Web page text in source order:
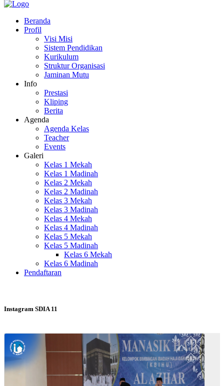
Beranda
Profil
Visi Misi
Sistem Pendidikan
Kurikulum
Struktur Organisasi
Jaminan Mutu
Info
Prestasi
Kliping
Berita
Agenda
Agenda Kelas
Teacher
Events
Galeri
Kelas 1 Mekah
Kelas 1 Madinah
Kelas 2 Mekah
Kelas 2 Madinah
Kelas 3 Mekah
Kelas 3 Madinah
Kelas 4 Mekah
Kelas 4 Madinah
Kelas 5 Mekah
Kelas 5 Madinah
Kelas 6 Mekah
Kelas 6 Madinah
Pendaftaran
Instagram SDIA 11